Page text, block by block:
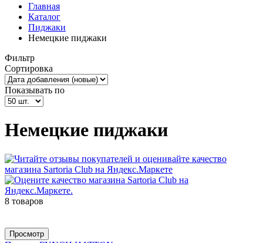
Главная
Каталог
Пиджаки
Немецкие пиджаки
Фильтр
Сортировка
Показывать по
Немецкие пиджаки
8 товаров
Просмотр